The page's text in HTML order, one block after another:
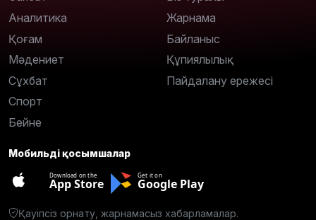
Аналитика
Қоғам
Мәдениет
Сұхбат
Спорт
Бейне
Жарнама
Байланыс
Құпиялылық
Пайдалану ережесі
Мобильді қосымшалар
Download on the
App Store
Get it on
Google Play
Қауіпсіз орнату, жарнамасыз хабарламалар.